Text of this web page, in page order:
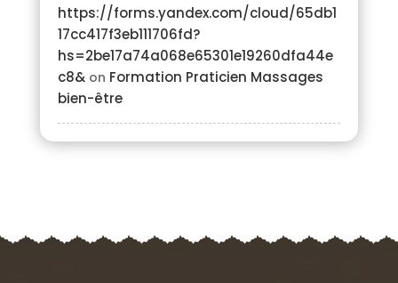
https://forms.yandex.com/cloud/65db1
17cc417f3eb111706fd?
hs=2be17a74a068e65301e19260dfa44e
c8&on Formation Praticien Massages
bien-être